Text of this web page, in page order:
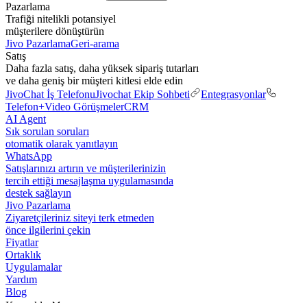
Pazarlama
Trafiği nitelikli potansiyel
müşterilere dönüştürün
Jivo PazarlamaGeri-arama
Satış
Daha fazla satış, daha yüksek sipariş tutarları
ve daha geniş bir müşteri kitlesi elde edin
JivoChat İş TelefonuJivochat Ekip Sohbeti
Entegrasyonlar
Telefon+Video GörüşmelerCRM
AI Agent
Sık sorulan soruları
otomatik olarak yanıtlayın
WhatsApp
Satışlarınızı artırın ve müşterilerinizin
tercih ettiği mesajlaşma uygulamasında
destek sağlayın
Jivo Pazarlama
Ziyaretçileriniz siteyi terk etmeden
önce ilgilerini çekin
Fiyatlar
Ortaklık
Uygulamalar
Yardım
Blog